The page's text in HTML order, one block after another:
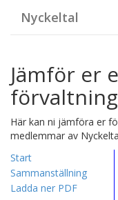
Nyckeltal
Jämför er
förvaltning
Här kan ni jämföra er
medlemmar av
Start
Sammanställning
Ladda ner PDF